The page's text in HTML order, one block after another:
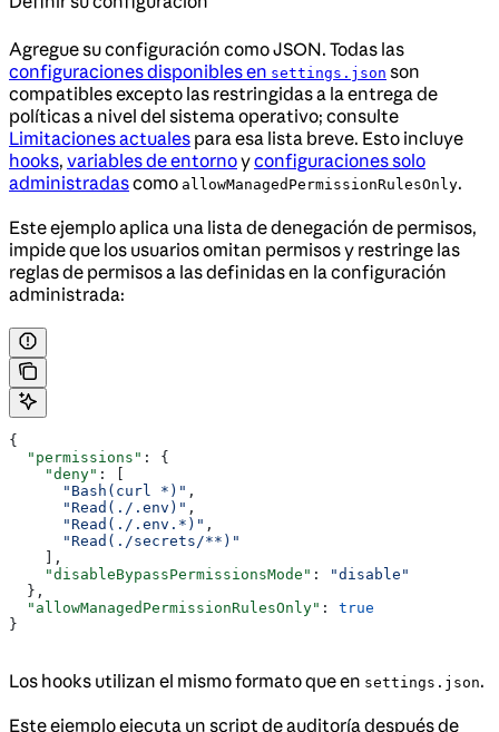
Agregue su configuración como JSON. Todas las
configuraciones disponibles en settings.json son
compatibles excepto las restringidas a la entrega de
políticas a nivel del sistema operativo; consulte
Limitaciones actuales para esa lista breve. Esto incluye
hooks, variables de entornoyconfiguraciones solo
administradascomo allowManagedPermissionRulesOnly.
Este ejemplo aplica una lista de denegación de permisos,
impide que los usuarios omitan permisos y restringe las
reglas de permisos a las definidas en la configuración
administrada:
{
  "permissions"
: {
    "deny"
: [
      "Bash(curl *)"
,
      "Read(./.env)"
,
      "Read(./.env.*)"
,
      "Read(./secrets/**)"
    ],
    "disableBypassPermissionsMode"
:
"disable"
  },
  "allowManagedPermissionRulesOnly"
: true
}
Los hooks utilizan el mismo formato que en settings.json.
Este ejemplo ejecuta un script de auditoría después de